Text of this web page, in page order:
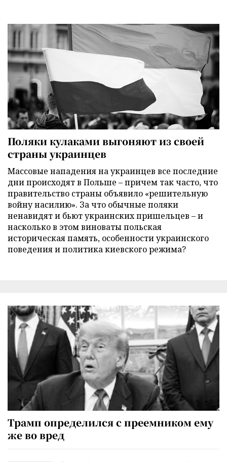
Поляки кулаками выгоняют из своей
страны украинцев
Массовые нападения на украинцев все последние
дни происходят в Польше – причем так часто, что
правительство страны объявило «решительную
войну насилию». За что обычные поляки
ненавидят и бьют украинских пришельцев – и
насколько в этом виноваты польская
историческая память, особенности украинского
поведения и политика киевского режима?
Трамп определился с преемником ему
же во вред